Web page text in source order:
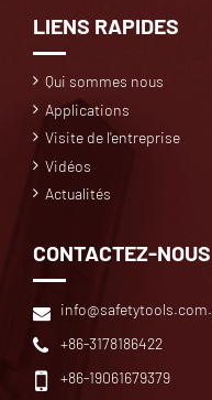
LIENS RAPIDES
Qui sommes nous
Applications
Visite de l'entreprise
Vidéos
Actualités
CONTACTEZ-NOUS
+86-3178186422
+86-19061679379